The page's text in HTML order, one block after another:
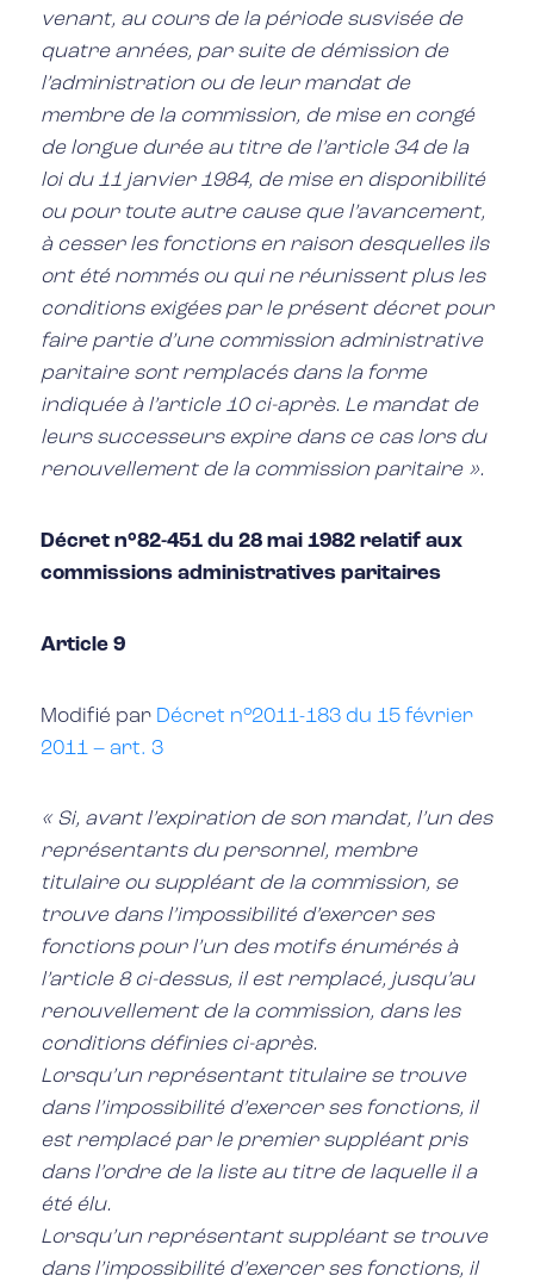
venant, au cours de la période susvisée de
quatre années, par suite de démission de
l’administration ou de leur mandat de
membre de la commission, de mise en congé
de longue durée au titre de l’article 34 de la
loi du 11 janvier 1984, de mise en disponibilité
ou pour toute autre cause que l’avancement,
à cesser les fonctions en raison desquelles ils
ont été nommés ou qui ne réunissent plus les
conditions exigées par le présent décret pour
faire partie d’une commission administrative
paritaire sont remplacés dans la forme
indiquée à l’article 10 ci-après. Le mandat de
leurs successeurs expire dans ce cas lors du
renouvellement de la commission paritaire ».
Décret n°82-451 du 28 mai 1982 relatif aux
commissions administratives paritaires
Article 9
Modifié par Décret n°2011-183 du 15 février
2011 – art. 3
« Si, avant l’expiration de son mandat, l’un des
représentants du personnel, membre
titulaire ou suppléant de la commission, se
trouve dans l’impossibilité d’exercer ses
fonctions pour l’un des motifs énumérés à
l’article 8 ci-dessus, il est remplacé, jusqu’au
renouvellement de la commission, dans les
conditions définies ci-après.
Lorsqu’un représentant titulaire se trouve
dans l’impossibilité d’exercer ses fonctions, il
est remplacé par le premier suppléant pris
dans l’ordre de la liste au titre de laquelle il a
été élu.
Lorsqu’un représentant suppléant se trouve
dans l’impossibilité d’exercer ses fonctions, il